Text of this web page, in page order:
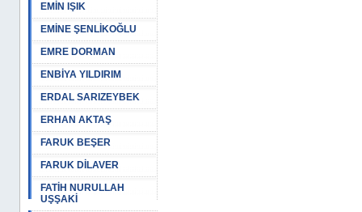
EMİN IŞIK
EMİNE ŞENLİKOĞLU
EMRE DORMAN
ENBİYA YILDIRIM
ERDAL SARIZEYBEK
ERHAN AKTAŞ
FARUK BEŞER
FARUK DİLAVER
FATİH NURULLAH
UŞŞAKİ